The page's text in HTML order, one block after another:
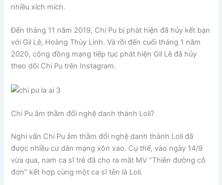
nhiều xích mích.
Đến tháng 11 năm 2019, Chi Pu bị phát hiện đã hủy kết bạn
với Gil Lê, Hoàng Thùy Linh. Và rồi đến cuối tháng 1 năm
2020, cộng đồng mạng tiếp tục phát hiện Gil Lê đã hủy
theo dõi Chi Pu trên Instagram.
Chi Pu âm thầm đổi nghệ danh thành Loli?
Nghi vấn Chi Pu âm thầm đổi nghệ danh thành Loli đã
được nhiều cư dân mạng xôn xao. Cụ thể, vào ngày 14/9
vừa qua, nam ca sĩ trẻ đã cho ra mắt MV “Thiên đường cô
đơn” kết hợp cùng một ca sĩ tên là Loli.